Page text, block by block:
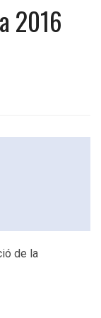
2016
de la